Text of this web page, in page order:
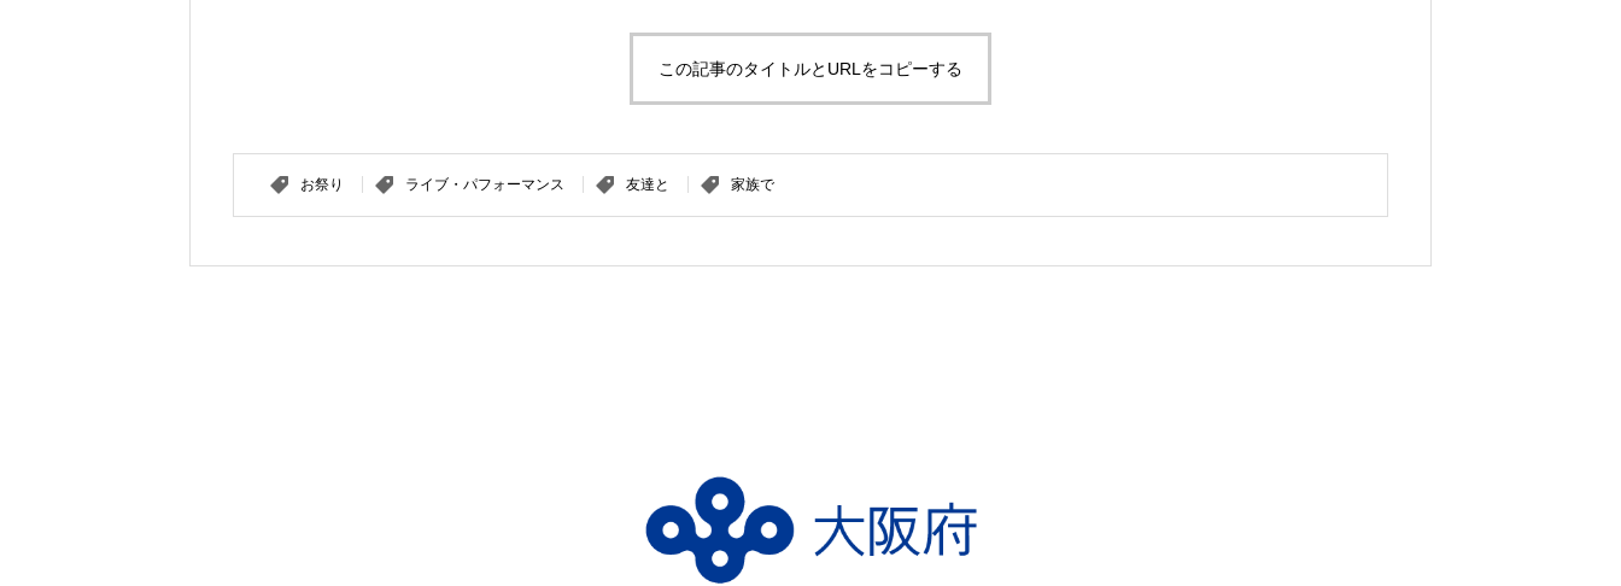
この記事のタイトルとURLをコピーする
お祭り ライブ・パフォーマンス 友達と 家族で